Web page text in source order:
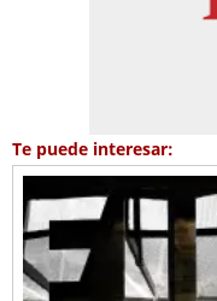
Te puede interesar: